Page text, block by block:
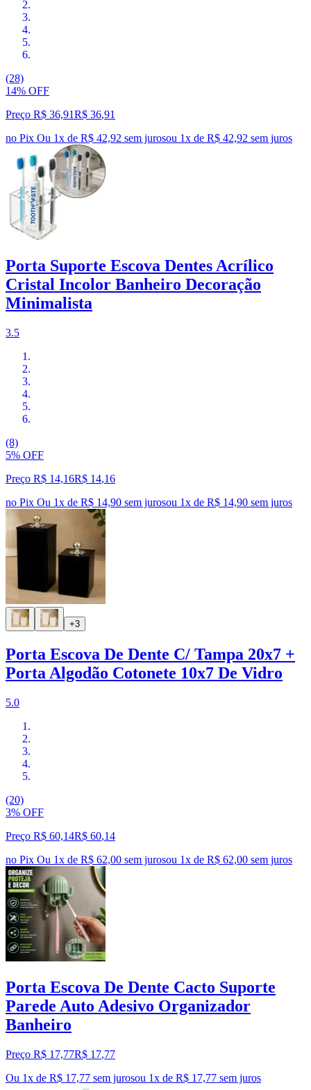
(28)
14% OFF
Preço R$ 36,91R$ 36,91
no Pix Ou 1x de R$ 42,92 sem jurosou 1x de R$ 42,92 sem juros
Porta Suporte Escova Dentes Acrílico
Cristal Incolor Banheiro Decoração
Minimalista
3.5
(8)
5% OFF
Preço R$ 14,16R$ 14,16
no Pix Ou 1x de R$ 14,90 sem jurosou 1x de R$ 14,90 sem juros
+3
Porta Escova De Dente C/ Tampa 20x7 +
Porta Algodão Cotonete 10x7 De Vidro
5.0
(20)
3% OFF
Preço R$ 60,14R$ 60,14
no Pix Ou 1x de R$ 62,00 sem jurosou 1x de R$ 62,00 sem juros
Porta Escova De Dente Cacto Suporte
Parede Auto Adesivo Organizador
Banheiro
Preço R$ 17,77R$ 17,77
Ou 1x de R$ 17,77 sem jurosou 1x de R$ 17,77 sem juros